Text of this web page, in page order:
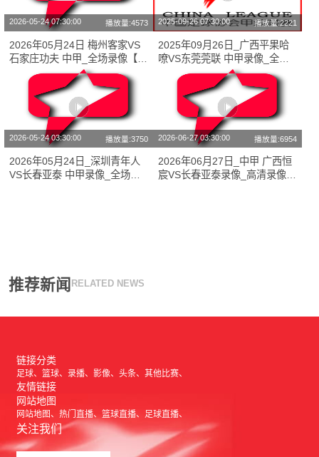
2026-05-24 07:30:00 播放量:4573
2026年05月24日 梅州客家VS
石家庄功夫 中甲_全场录像【视
频集锦】
2025-09-26 07:30:00 播放量:2221
2025年09月26日_广西平果哈
嘹VS东莞莞联 中甲录像_全场
录像【全场回放】
2026-05-24 03:30:00 播放量:3750
2026年05月24日_深圳青年人
VS长春亚泰 中甲录像_全场录
2026-06-27 03:30:00 播放量:6954
2026年06月27日_中甲 广西恒
宸VS长春亚泰录像_高清录像
推荐新闻 RELATED NEWS
链接分类
足球 篮球 录播 影像 头条 其他比赛
友情链接
网站地图
网站地图 热门直播 篮球直播 足球直播
关注我们